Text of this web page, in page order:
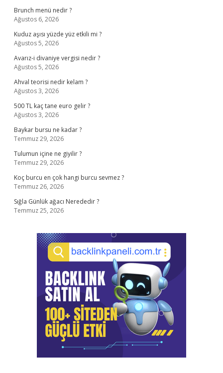
Brunch menü nedir ?
Ağustos 6, 2026
Kuduz aşısı yüzde yüz etkili mi ?
Ağustos 5, 2026
Avarız-i divaniye vergisi nedir ?
Ağustos 5, 2026
Ahval teorisi nedir kelam ?
Ağustos 3, 2026
500 TL kaç tane euro gelir ?
Ağustos 3, 2026
Baykar bursu ne kadar ?
Temmuz 29, 2026
Tulumun içine ne giyilir ?
Temmuz 29, 2026
Koç burcu en çok hangi burcu sevmez ?
Temmuz 26, 2026
Sığla Günlük ağacı Nerededir ?
Temmuz 25, 2026